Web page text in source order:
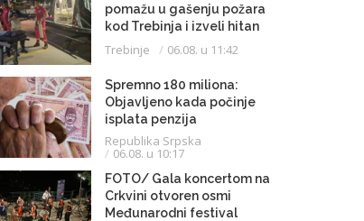
pomažu u gašenju požara
kod Trebinja i izveli hitan
medicinski let do
Beograda
Trebinje 06.08. u 11:42
Spremno 180 miliona:
Objavljeno kada počinje
isplata penzija
Republika Srpska
06.08. u 10:17
FOTO/ Gala koncertom na
Crkvini otvoren osmi
Međunarodni festival